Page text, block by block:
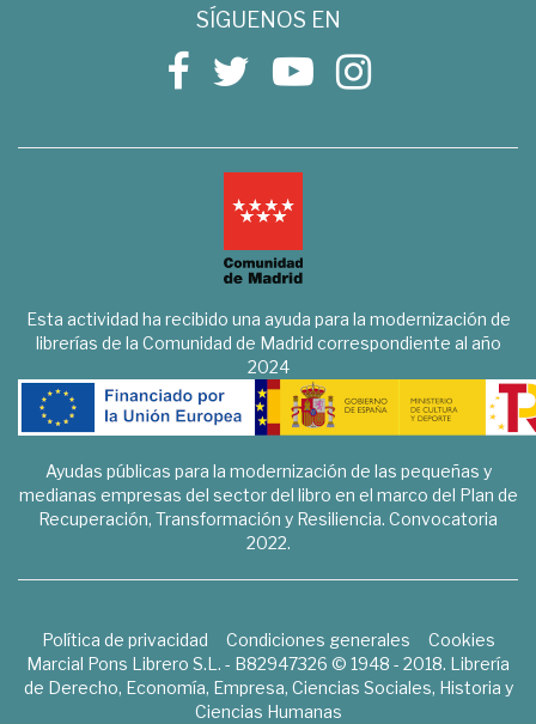
SÍGUENOS EN
Esta actividad ha recibido una ayuda para la modernización de
librerías de la Comunidad de Madrid correspondiente al año
2024
Ayudas públicas para la modernización de las pequeñas y
medianas empresas del sector del libro en el marco del Plan de
Recuperación, Transformación y Resiliencia. Convocatoria
2022.
Política de privacidad Condiciones generales
Cookies
Marcial Pons Librero S.L. - B82947326 © 1948 - 2018. Librería
de Derecho, Economía, Empresa, Ciencias Sociales, Historia y
Ciencias Humanas